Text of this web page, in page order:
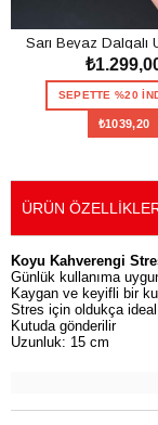
Sarı Beyaz Dalgalı
Balık
SEPETTE %20
₺1039,20
ÜRÜN
Koyu Kahverengi
Günlük kullanıma
Kaygan ve keyifli bir
Stres için oldukça ideal.
Kutuda gönderilir
Uzunluk: 15 cm